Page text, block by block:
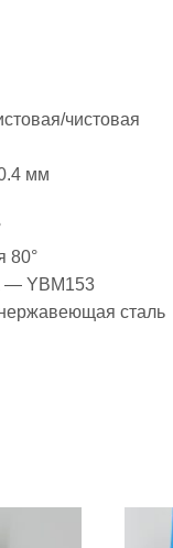
чистовая
мм
80°
— YBM153
сталь